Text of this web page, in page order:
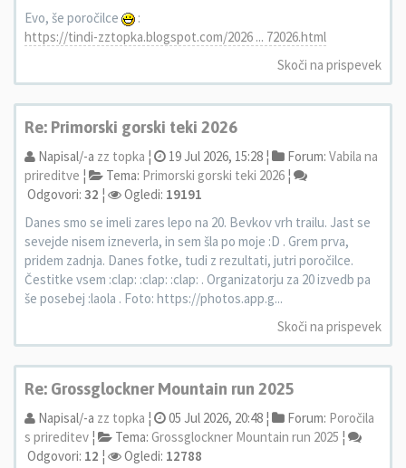
Evo, še poročilce
:
https://tindi-zztopka.blogspot.com/2026 ... 72026.html
Skoči na prispevek
Re: Primorski gorski teki 2026
Napisal/-a zz topka ¦ 19 Jul 2026, 15:28 ¦ Forum: Vabila na
prireditve ¦ Tema: Primorski gorski teki 2026 ¦
Odgovori: 32 ¦ Ogledi: 19191
Danes smo se imeli zares lepo na 20. Bevkov vrh trailu. Jast se
sevejde nisem izneverla, in sem šla po moje :D . Grem prva,
pridem zadnja. Danes fotke, tudi z rezultati, jutri poročilce.
Čestitke vsem :clap: :clap: :clap: . Organizatorju za 20 izvedb pa
še posebej :laola . Foto: https://photos.app.g...
Skoči na prispevek
Re: Grossglockner Mountain run 2025
Napisal/-a zz topka ¦ 05 Jul 2026, 20:48 ¦ Forum: Poročila
s prireditev ¦ Tema: Grossglockner Mountain run 2025 ¦
Odgovori: 12 ¦ Ogledi: 12788